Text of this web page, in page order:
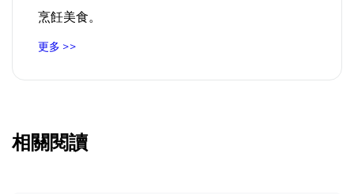
烹飪美食。
更多 >>
相關閱讀